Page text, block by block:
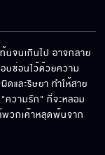
จนเกินไป อาจกลาย
บซ่อนไว้ด้วยความ
ดและริษยา ทำให้สาย
วามรัก" ที่จะหลอม
พวกเค้าหลุดพ้นจาก